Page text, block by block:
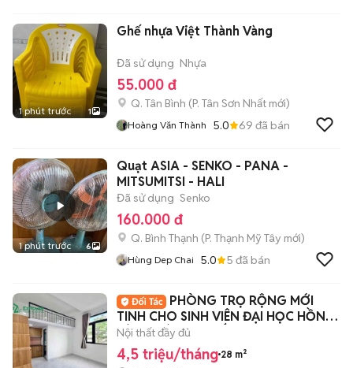
1 phút trước 1
Ghế nhựa Việt Thành Vàng
Đã sử dụng Nhựa
55.000 đ
Q. Tân Bình (P. Tân Sơn Nhất mới)
Hoàng Văn Thành 5.0 69 đã bán
1 phút trước 6
Quạt ASIA - SENKO - PANA -
MITSUMITSI - HALI
Đã sử dụng Senko
160.000 đ
Q. Bình Thạnh (P. Thạnh Mỹ Tây mới)
Hùng Dep Chai 5.0 5 đã bán
PHÒNG TRỌ RỘNG MỚI
TINH CHO SINH VIÊN ĐẠI HỌC HỒNG
BÀNG VÀ VĂN HIẾN
Nội thất đầy đủ
4,5 triệu/tháng 28 m²